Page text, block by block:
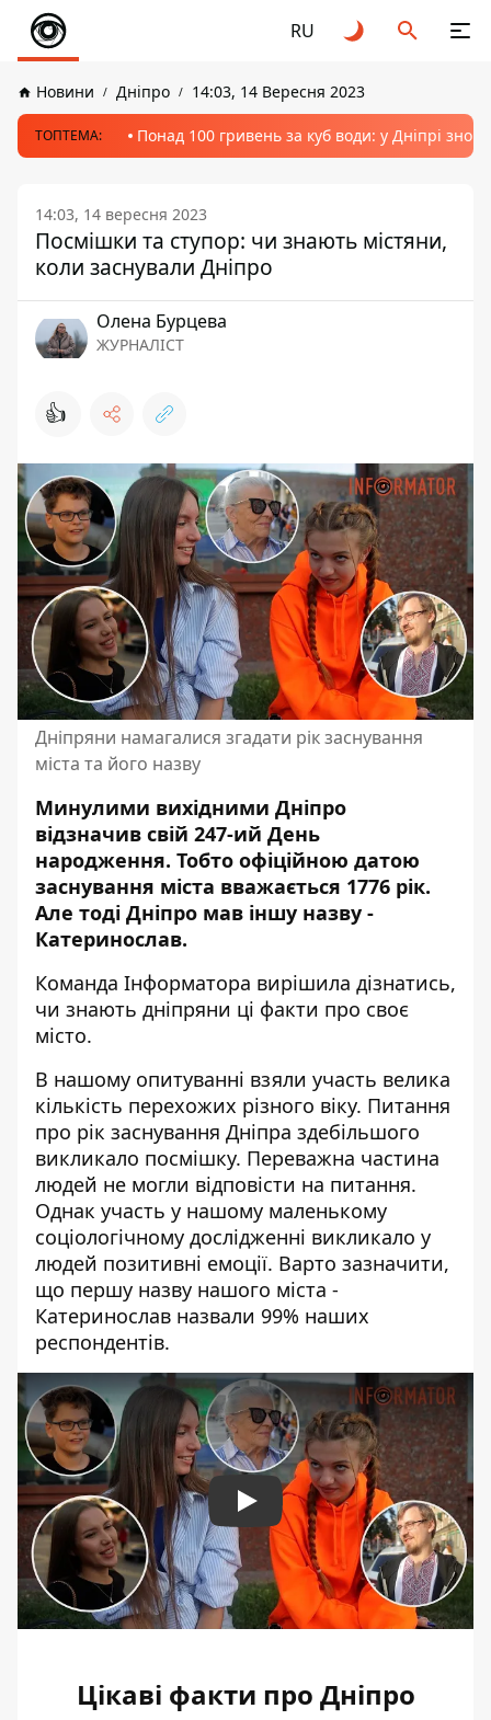
RU
Новини Дніпро 14:03, 14 Вересня 2023
ТОПТЕМА: Понад 100 гривень за куб води: у Дніпрі
14:03, 14 вересня 2023
Посмішки та ступор: чи знають містяни,
коли заснували Дніпро
Олена Бурцева
ЖУРНАЛІСТ
👍
Дніпряни намагалися згадати рік заснування
міста та його назву
Минулими вихідними Дніпро
відзначив свій 247-ий День
народження. Тобто офіційною датою
заснування міста вважається 1776 рік.
Але тоді Дніпро мав іншу назву -
Катеринослав.
Команда Інформатора вирішила дізнатись,
чи знають дніпряни ці факти про своє
місто.
В нашому опитуванні взяли участь велика
кількість перехожих різного віку. Питання
про рік заснування Дніпра здебільшого
викликало посмішку. Переважна частина
людей не могли відповісти на питання.
Однак участь у нашому маленькому
соціологічному дослідженні викликало у
людей позитивні емоції. Варто зазначити,
що першу назву нашого міста -
Катеринослав назвали 99% наших
респондентів.
Play
Цікаві факти про Дніпро